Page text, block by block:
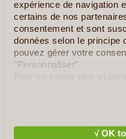
expérience de navigation
certains de nos
consentement et sont
données selon le principe
pouvez gérer votre
"Personnaliser".
Pour en savoir plus et
√ OK
Avec plus de 250 000
pas nouvelle : sa
(...)